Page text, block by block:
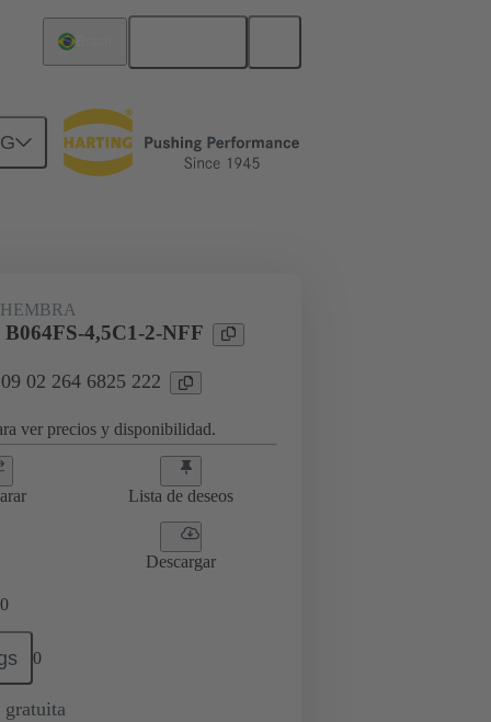
Productos
4,5C1-2-NFF
02 264 6825 222
ver precios y disponibilidad.
Lista de deseos
Descargar
0
0
gratuita